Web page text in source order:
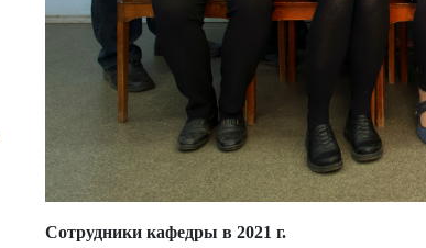
Сотрудники кафедры в 2021 г.